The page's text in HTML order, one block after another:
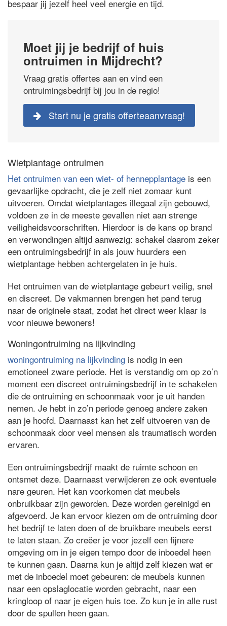
bespaar jij jezelf heel veel energie en tijd.
Moet jij je bedrijf of huis
ontruimen in Mijdrecht?
Vraag gratis offertes aan en vind een
ontruimingsbedrijf bij jou in de regio!
Start nu je gratis offerteaanvraag!
Wietplantage ontruimen
Het ontruimen van een wiet- of hennepplantage is een
gevaarlijke opdracht, die je zelf niet zomaar kunt
uitvoeren. Omdat wietplantages illegaal zijn gebouwd,
voldoen ze in de meeste gevallen niet aan strenge
veiligheidsvoorschriften. Hierdoor is de kans op brand
en verwondingen altijd aanwezig: schakel daarom zeker
een ontruimingsbedrijf in als jouw huurders een
wietplantage hebben achtergelaten in je huis.
Het ontruimen van de wietplantage gebeurt veilig, snel
en discreet. De vakmannen brengen het pand terug
naar de originele staat, zodat het direct weer klaar is
voor nieuwe bewoners!
Woningontruiming na lijkvinding
woningontruiming na lijkvinding is nodig in een
emotioneel zware periode. Het is verstandig om op zo’n
moment een discreet ontruimingsbedrijf in te schakelen
die de ontruiming en schoonmaak voor je uit handen
nemen. Je hebt in zo’n periode genoeg andere zaken
aan je hoofd. Daarnaast kan het zelf uitvoeren van de
schoonmaak door veel mensen als traumatisch worden
ervaren.
Een ontruimingsbedrijf maakt de ruimte schoon en
ontsmet deze. Daarnaast verwijderen ze ook eventuele
nare geuren. Het kan voorkomen dat meubels
onbruikbaar zijn geworden. Deze worden gereinigd en
afgevoerd. Je kan ervoor kiezen om de ontruiming door
het bedrijf te laten doen of de bruikbare meubels eerst
te laten staan. Zo creëer je voor jezelf een fijnere
omgeving om in je eigen tempo door de inboedel heen
te kunnen gaan. Daarna kun je altijd zelf kiezen wat er
met de inboedel moet gebeuren: de meubels kunnen
naar een opslaglocatie worden gebracht, naar een
kringloop of naar je eigen huis toe. Zo kun je in alle rust
door de spullen heen gaan.